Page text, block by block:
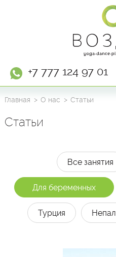
+7 777 124 97 01
Главная О нас Статьи
Статьи
Все занятия
Для беременных
Турция Непал